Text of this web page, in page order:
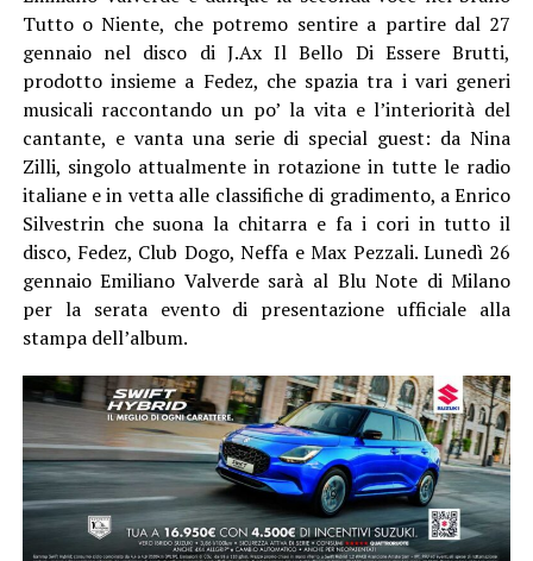
Tutto o Niente, che potremo sentire a partire dal 27
gennaio nel disco di J.Ax Il Bello Di Essere Brutti,
prodotto insieme a Fedez, che spazia tra i vari generi
musicali raccontando un po’ la vita e l’interiorità del
cantante, e vanta una serie di special guest: da Nina
Zilli, singolo attualmente in rotazione in tutte le radio
italiane e in vetta alle classifiche di gradimento, a Enrico
Silvestrin che suona la chitarra e fa i cori in tutto il
disco, Fedez, Club Dogo, Neffa e Max Pezzali. Lunedì 26
gennaio Emiliano Valverde sarà al Blu Note di Milano
per la serata evento di presentazione ufficiale alla
stampa dell’album.